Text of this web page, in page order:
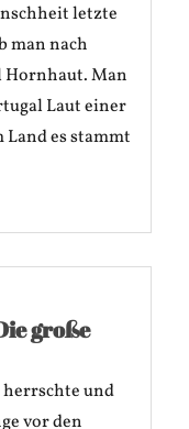
letzte
man nach
Hornhaut. Man
Laut einer
Land es stammt
große
und
vor den